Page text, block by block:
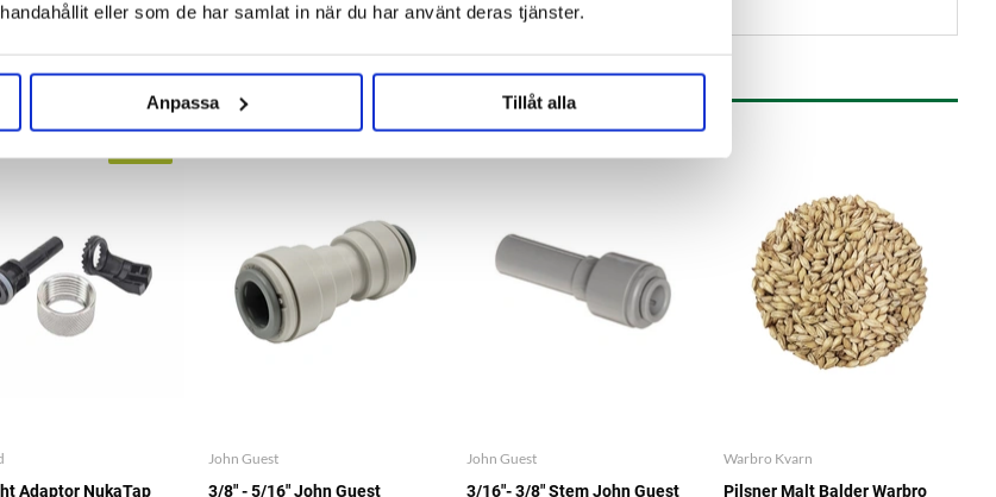
eller som de har samlat in när du har använt deras tjänster.
Anpassa Tillåt alla
OTHERS ALSO BOUGHT
Adaptor NukaTap
John Guest
3/8" - 5/16" John Guest
John Guest
3/16"- 3/8" Stem John Guest
Warbro Kvarn
Pilsner Malt Balder Warbro